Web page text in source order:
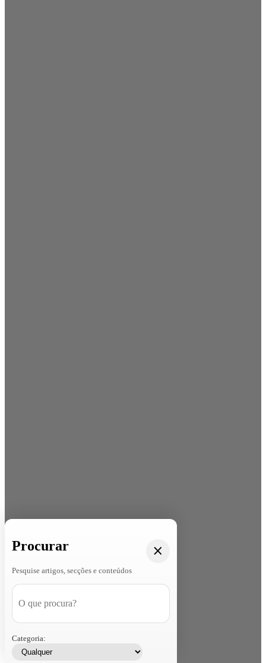
Procurar
Pesquise artigos, secções e conteúdos
Categoria: